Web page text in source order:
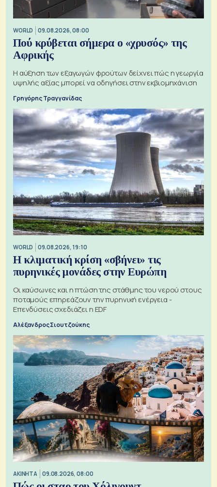
WORLD 09.08.2026, 08:00
Πού κρύβεται σήμερα ο «χρυσός» της
Αφρικής
Η αύξηση των εξαγωγών φρούτων δείχνει πώς η γεωργία
υψηλής αξίας μπορεί να οδηγήσει στην εκβιομηχάνιση
Γρηγόρης Τραγγανίδας
WORLD 09.08.2026, 19:10
Η κλιματική κρίση «σβήνει» τις
πυρηνικές μονάδες στην Ευρώπη
Οι καύσωνες και η πτώση της στάθμης του νερού στους
ποταμούς επηρεάζουν την πυρηνική ενέργεια -
Επενδύσεις σχεδιάζει η EDF
Αλέξανδρος Σιουτζούκης
ΑΚΙΝΗΤΑ 09.08.2026, 08:00